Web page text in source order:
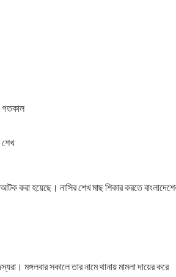
শেখ
করা হয়েছে। নাসির শেখ মাছ শিকার করতে
মঙ্গলবার সকালে তার নামে থানায় মামলা দায়ের করে